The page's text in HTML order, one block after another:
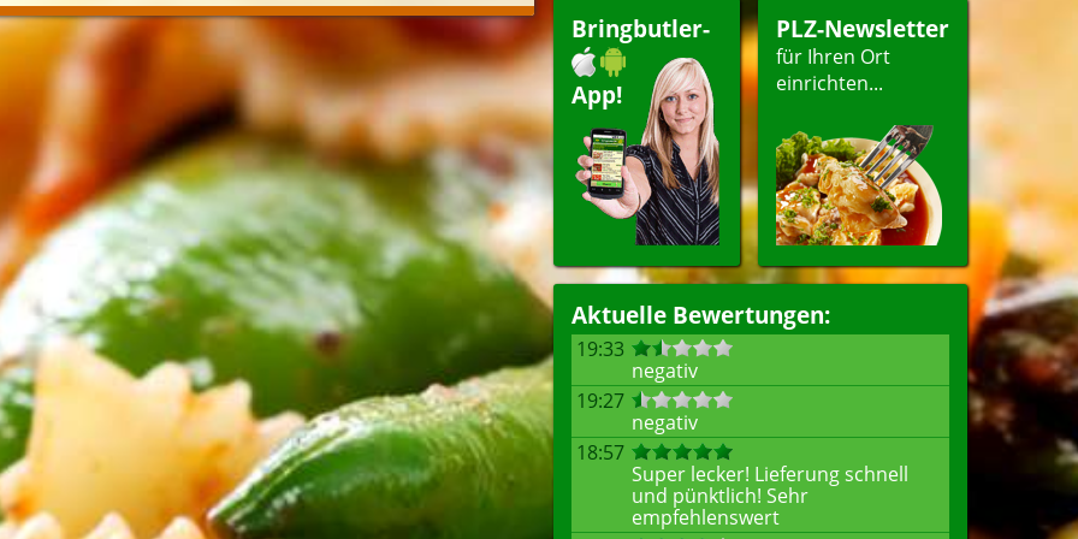
Bringbutler-
App!
PLZ-Newsletter
für Ihren Ort
einrichten...
Aktuelle Bewertungen:
19:33
negativ
19:27
negativ
18:57
Super lecker! Lieferung schnell
und pünktlich! Sehr
empfehlenswert